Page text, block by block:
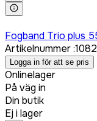
Fogband Trio plus
Artikelnummer:
Logga in för att se pris
Onlinelager
På väg in
Din butik
Ej i lager